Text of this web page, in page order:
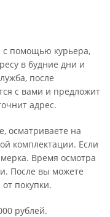
с помощью курьера,
в будние дни и
после
с вами и предложит
адрес.
осматриваете на
комплектации. Если
Время осмотра
После вы можете
покупки.
рублей.